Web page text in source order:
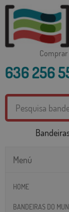
Comprar
636 256
Menú
HOME
BANDEIRAS DO